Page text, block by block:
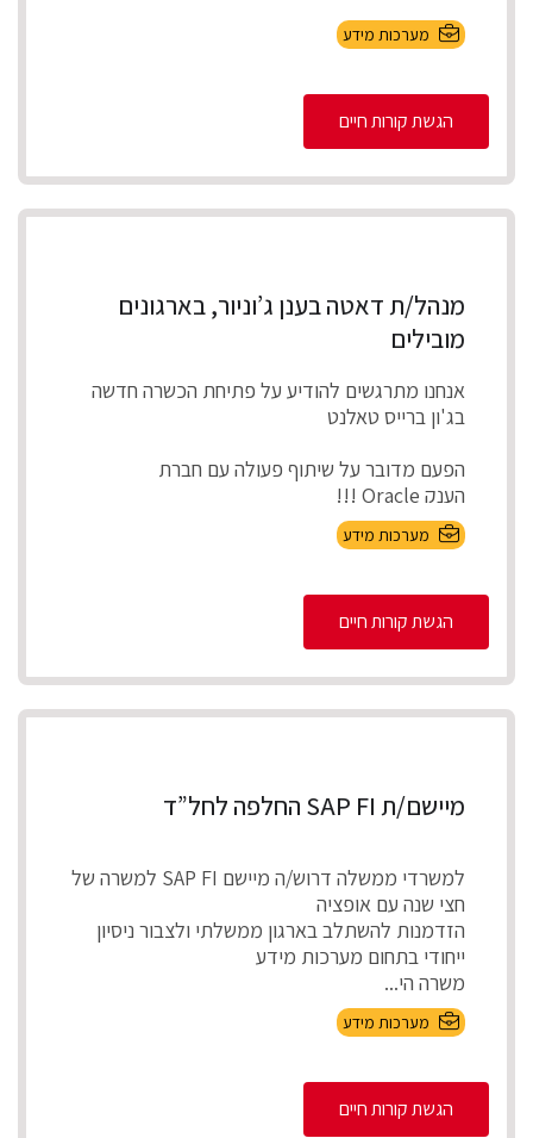
מערכות מידע
הגשת קורות חיים
מנהל/ת דאטה בענן ג’וניור, בארגונים
מובילים
אנחנו מתרגשים להודיע על פתיחת הכשרה חדשה
בג'ון ברייס טאלנט
הפעם מדובר על שיתוף פעולה עם חברת
הענק Oracle !!!
תפרנו עבורכם סילבוס הכו...
מערכות מידע
הגשת קורות חיים
מיישם/ת SAP FI החלפה לחל”ד
למשרדי ממשלה דרוש/ה מיישם SAP FI למשרה של
חצי שנה עם אופציה
הזדמנות להשתלב בארגון ממשלתי ולצבור ניסיון
ייחודי בתחום מערכות מידע
משרה הי...
מערכות מידע
הגשת קורות חיים